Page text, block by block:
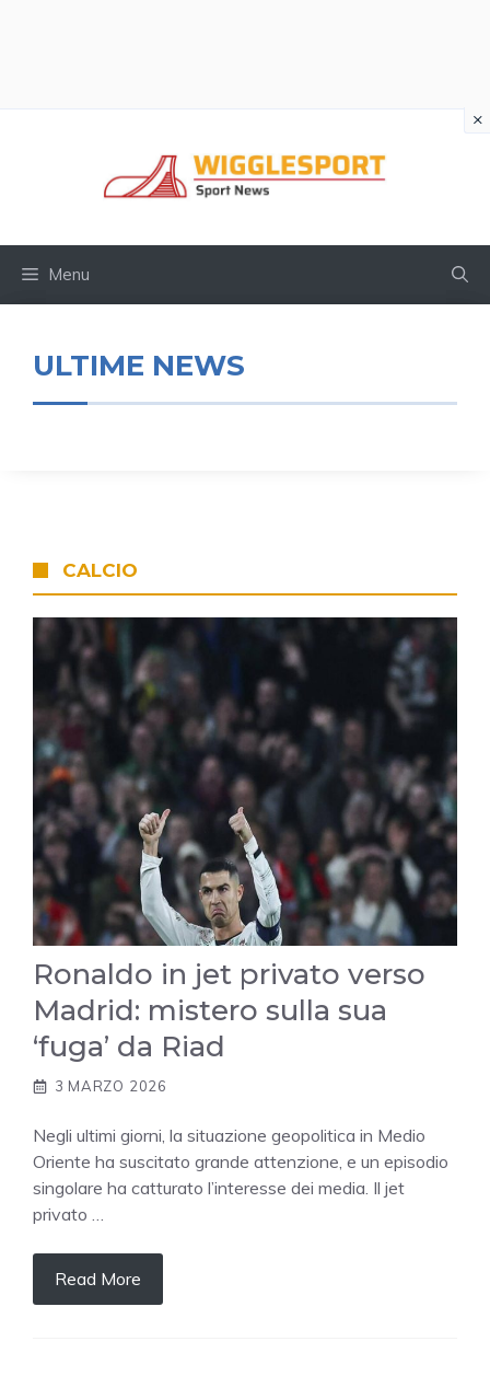
Menu
ULTIME NEWS
CALCIO
Ronaldo in jet privato verso
Madrid: mistero sulla sua
‘fuga’ da Riad
3 MARZO 2026
Negli ultimi giorni, la situazione geopolitica in Medio
Oriente ha suscitato grande attenzione, e un episodio
singolare ha catturato l’interesse dei media. Il jet
privato …
Read More
×